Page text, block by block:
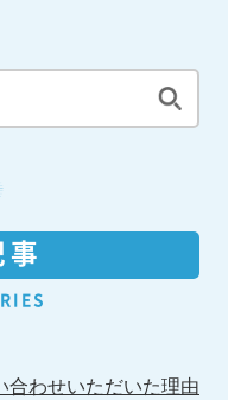
事
わせいただいた理由